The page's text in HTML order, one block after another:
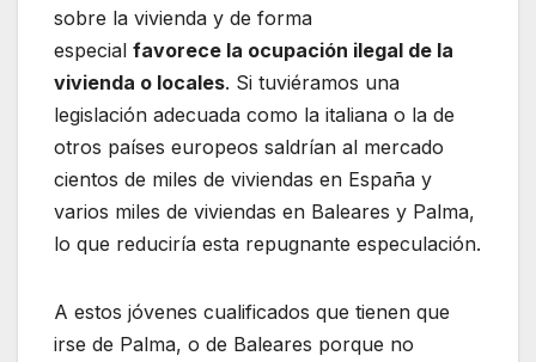
sobre la vivienda y de forma
especial favorece la ocupación ilegal de la
vivienda o locales. Si tuviéramos una
legislación adecuada como la italiana o la de
otros países europeos saldrían al mercado
cientos de miles de viviendas en España y
varios miles de viviendas en Baleares y Palma,
lo que reduciría esta repugnante especulación.
A estos jóvenes cualificados que tienen que
irse de Palma, o de Baleares porque no